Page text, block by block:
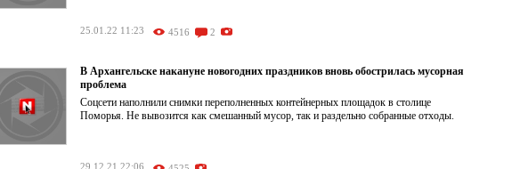
25.01.22 11:23 4516 2
В Архангельске накануне новогодних праздников вновь обострилась мусорная
проблема
Соцсети наполнили снимки переполненных контейнерных площадок в столице
Поморья. Не вывозится как смешанный мусор, так и раздельно собранные отходы.
29.12.21 22:06